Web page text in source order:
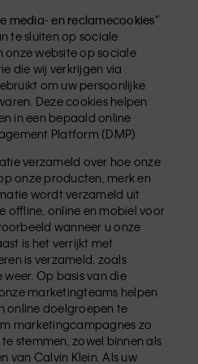
media- en reclamecookies”
te sluiten op sociale
onze website op sociale
die wij verkrijgen via
om uw persoonlijke
Deze cookies helpen
in een bepaald online
Platform (DMP).
verzameld over hoe onze
onze producten, merk en
wordt verzameld uit
offline, online en mobiel voor
wanneer u onze
is het verrijkt met
is verzameld, zoals
Op basis van die
marketingteams helpen
online doelgroepen te
marketingcampagnes zo
stemmen, zowel binnen als
van Calvin Klein. Als uw